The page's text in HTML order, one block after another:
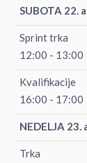
SUBOTA 22.
Sprint trka
12:00 - 13:00
Kvalifikacije
16:00 - 17:00
NEDELJA 23.
Trka